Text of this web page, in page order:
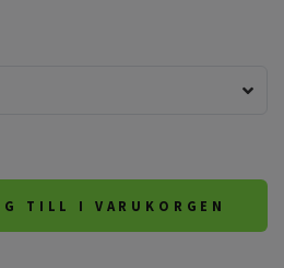
TILL I VARUKORGEN